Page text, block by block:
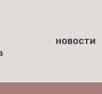
НОВОСТИ